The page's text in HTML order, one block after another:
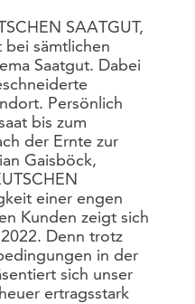
SAATGUT,
sämtlichen
Saatgut. Dabei
Persönlich
bis zum
der Ernte zur
Gaisböck,
einer engen
Kunden zeigt sich
Denn trotz
in der
sich unser
ertragsstark